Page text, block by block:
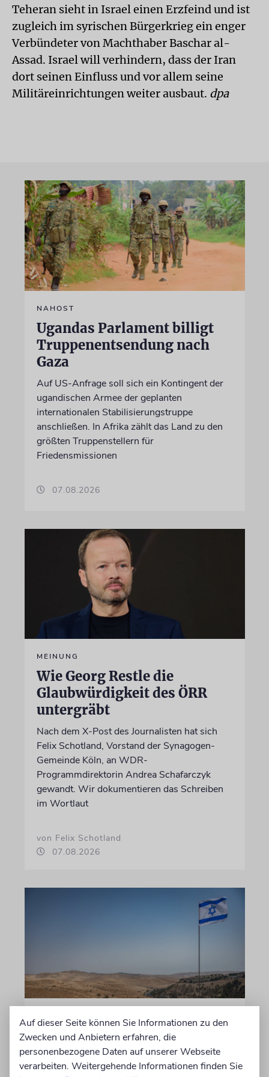
Teheran sieht in Israel einen Erzfeind und ist
zugleich im syrischen Bürgerkrieg ein enger
Verbündeter von Machthaber Baschar al-
Assad. Israel will verhindern, dass der Iran
dort seinen Einfluss und vor allem seine
Militäreinrichtungen weiter ausbaut. dpa
NAHOST
Ugandas Parlament billigt
Truppenentsendung nach
Gaza
Auf US-Anfrage soll sich ein Kontingent der
ugandischen Armee der geplanten
internationalen Stabilisierungstruppe
anschließen. In Afrika zählt das Land zu den
größten Truppenstellern für
Friedensmissionen
07.08.2026
MEINUNG
Wie Georg Restle die
Glaubwürdigkeit des ÖRR
untergräbt
Nach dem X-Post des Journalisten hat sich
Felix Schotland, Vorstand der Synagogen-
Gemeinde Köln, an WDR-
Programmdirektorin Andrea Schafarczyk
gewandt. Wir dokumentieren das Schreiben
im Wortlaut
von Felix Schotland
07.08.2026
Israelischer Siedler wegen
Tötung eines Palästinensers
angeklagt
Auf dieser Seite können Sie Informationen zu den
Zwecken und Anbietern erfahren, die
personenbezogene Daten auf unserer Webseite
verarbeiten. Weitergehende Informationen finden Sie